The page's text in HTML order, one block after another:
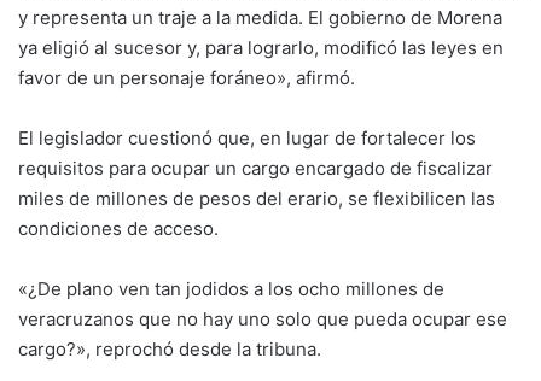
y representa un traje a la medida. El gobierno de Morena
ya eligió al sucesor y, para lograrlo, modificó las leyes en
favor de un personaje foráneo», afirmó.
El legislador cuestionó que, en lugar de fortalecer los
requisitos para ocupar un cargo encargado de fiscalizar
miles de millones de pesos del erario, se flexibilicen las
condiciones de acceso.
«¿De plano ven tan jodidos a los ocho millones de
veracruzanos que no hay uno solo que pueda ocupar ese
cargo?», reprochó desde la tribuna.